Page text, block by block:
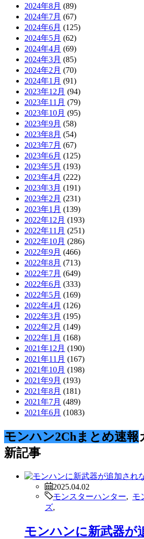
2024年8月 (89)
2024年7月 (67)
2024年6月 (125)
2024年5月 (62)
2024年4月 (69)
2024年3月 (85)
2024年2月 (70)
2024年1月 (91)
2023年12月 (94)
2023年11月 (79)
2023年10月 (95)
2023年9月 (58)
2023年8月 (54)
2023年7月 (67)
2023年6月 (125)
2023年5月 (193)
2023年4月 (222)
2023年3月 (191)
2023年2月 (231)
2023年1月 (139)
2022年12月 (193)
2022年11月 (251)
2022年10月 (286)
2022年9月 (466)
2022年8月 (713)
2022年7月 (649)
2022年6月 (333)
2022年5月 (169)
2022年4月 (126)
2022年3月 (195)
2022年2月 (149)
2022年1月 (168)
2021年12月 (190)
2021年11月 (167)
2021年10月 (198)
2021年9月 (193)
2021年8月 (181)
2021年7月 (489)
2021年6月 (1083)
モンハン2Chまとめ速報
新記事
2025.04.02
モンスターハンター
モ
ズ
モンハンに新武器が